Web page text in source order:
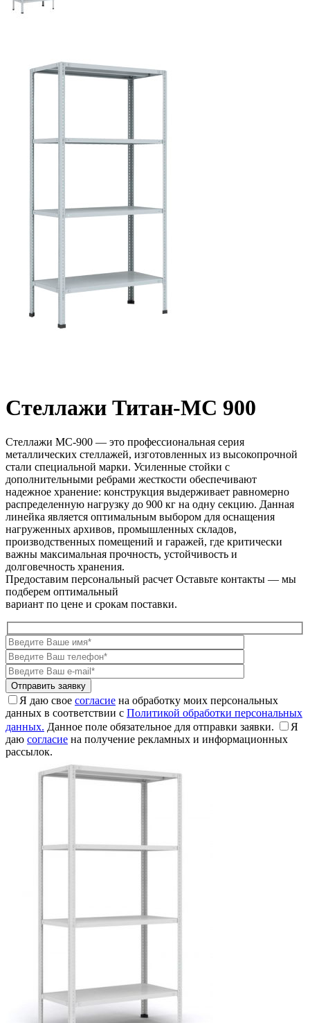
Стеллажи Титан-МС 900
Стеллажи МС-900 — это профессиональная серия
металлических стеллажей, изготовленных из высокопрочной
стали специальной марки. Усиленные стойки с
дополнительными ребрами жесткости обеспечивают
надежное хранение: конструкция выдерживает равномерно
распределенную нагрузку до 900 кг на одну секцию. Данная
линейка является оптимальным выбором для оснащения
нагруженных архивов, промышленных складов,
производственных помещений и гаражей, где критически
важны максимальная прочность, устойчивость и
долговечность хранения.
Предоставим персональный расчет Оставьте контакты — мы
подберем оптимальный
вариант по цене и срокам поставки.
Я даю свое согласие на обработку моих персональных
данных в соответствии с Политикой обработки персональных
данных. Данное поле обязательное для отправки заявки.
Я
даю согласие на получение рекламных и информационных
рассылок.